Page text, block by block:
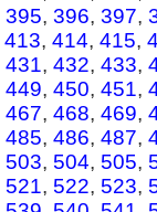
395, 396, 397,
413, 414, 415,
431, 432, 433,
449, 450, 451,
467, 468, 469,
485, 486, 487,
503, 504, 505,
521, 522, 523,